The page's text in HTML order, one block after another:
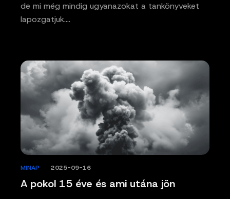
de mi még mindig ugyanazokat a tankönyveket
lapozgatjuk.…
A pokol 15 éve és ami utána jön
MINAP 2025-09-16